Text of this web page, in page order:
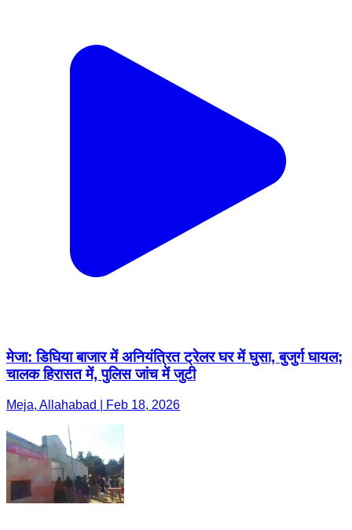
मेजा: डिघिया बाजार में अनियंत्रित ट्रेलर घर में घुसा, बुजुर्ग घायल;
चालक हिरासत में, पुलिस जांच में जुटी
Meja, Allahabad | Feb 18, 2026